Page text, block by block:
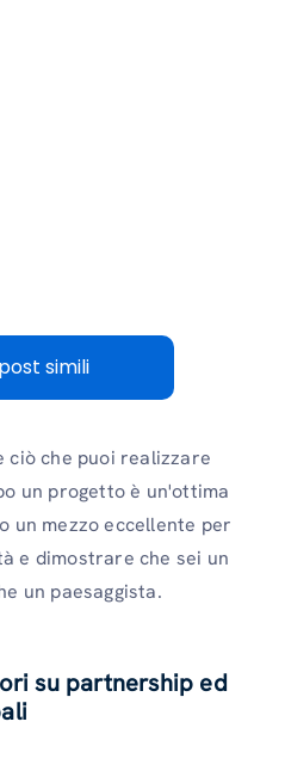
simili
che puoi realizzare
un progetto è un'ottima
un mezzo eccellente per
e dimostrare che sei un
un paesaggista.
su partnership ed